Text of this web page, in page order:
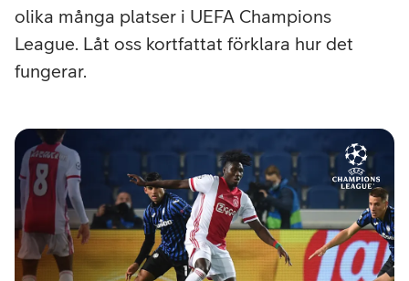
olika många platser i UEFA Champions
League. Låt oss kortfattat förklara hur det
fungerar.